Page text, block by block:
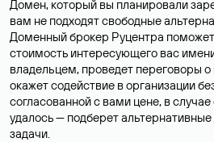
Домен, который вы планировали
вам не подходят свободные
Доменный брокер Руцентра
стоимость интересующего вас
владельцем, проведет переговоры
окажет содействие в организации
согласованной с вами цене, в
удалось — подберет
задачи.